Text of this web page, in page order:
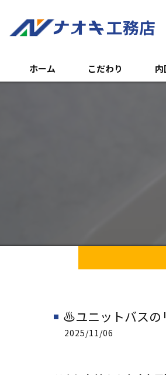
ホーム こだわり
キ
♨ユニットバスの
2025/11/06